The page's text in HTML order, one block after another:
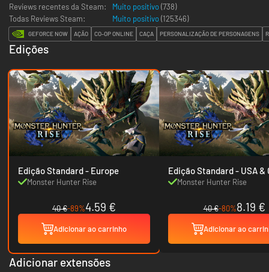
Reviews recentes da Steam:
Muito positivo(738)
Todas Reviews Steam:
Muito positivo(125346)
GEFORCE NOW AÇÃO CO-OP ONLINE CAÇA PERSONALIZAÇÃO DE PERSONAGENS
Edições
Edição Standard - Europe
Monster Hunter Rise
40 €-89%4.59 €
Adicionar ao carrinho
Edição Standard
Monster Hunter Rise
40 €-80%8.19 €
Adicionar ao
Adicionar extensões